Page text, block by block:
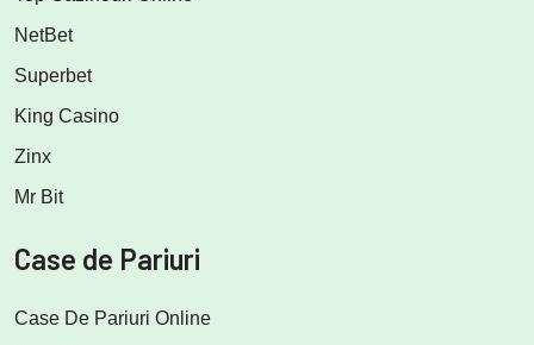
NetBet
Superbet
King Casino
Zinx
Mr Bit
Case de Pariuri
Case De Pariuri Online